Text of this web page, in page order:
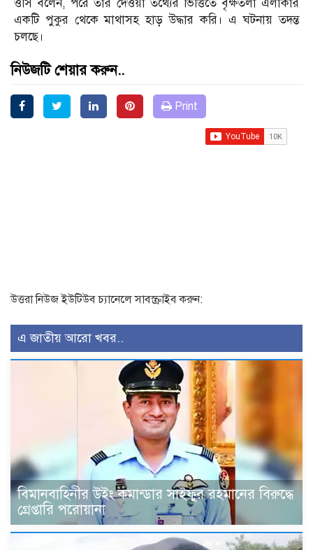
ওসি বলেন, পরে তার দেওয়া তথ্যের ভিত্তিতে বৃক্ষতলা এলাকার
একটি পুকুর থেকে মাথাসহ হাড় উদ্ধার করি। এ ঘটনায় তদন্ত
চলছে।
নিউজটি শেয়ার করুন..
Print
উত্তরা নিউজ ইউটিউব চ্যানেলে সাবস্ক্রাইব করুন:
এ জাতীয় আরো খবর..
বিমানবাহিনীর উইং কমান্ডার সাইফুর রহমানের বিরুদ্ধে
গ্রেপ্তারি পরোয়ানা